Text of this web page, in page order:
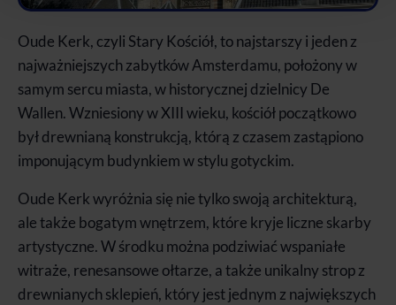
Oude Kerk, czyli Stary Kościół, to najstarszy i jeden z
najważniejszych zabytków Amsterdamu, położony w
samym sercu miasta, w historycznej dzielnicy De
Wallen. Wzniesiony w XIII wieku, kościół początkowo
był drewnianą konstrukcją, którą z czasem zastąpiono
imponującym budynkiem w stylu gotyckim.
Oude Kerk wyróżnia się nie tylko swoją architekturą,
ale także bogatym wnętrzem, które kryje liczne skarby
artystyczne. W środku można podziwiać wspaniałe
witraże, renesansowe ołtarze, a także unikalny strop z
drewnianych sklepień, który jest jednym z największych